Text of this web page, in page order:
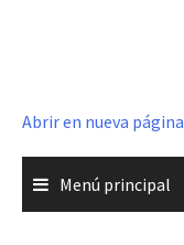
Abrir en nueva página
Menú principal